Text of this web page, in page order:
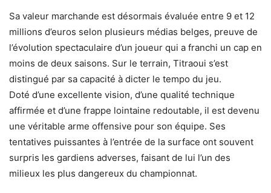
Sa valeur marchande est désormais évaluée entre 9 et 12
millions d’euros selon plusieurs médias belges, preuve de
l’évolution spectaculaire d’un joueur qui a franchi un cap en
moins de deux saisons. Sur le terrain, Titraoui s’est
distingué par sa capacité à dicter le tempo du jeu.
Doté d’une excellente vision, d’une qualité technique
affirmée et d’une frappe lointaine redoutable, il est devenu
une véritable arme offensive pour son équipe. Ses
tentatives puissantes à l’entrée de la surface ont souvent
surpris les gardiens adverses, faisant de lui l’un des
milieux les plus dangereux du championnat.